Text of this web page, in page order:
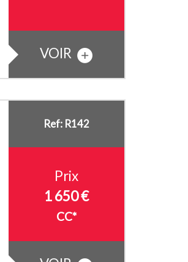
VOIR
Ref: R142
Prix
1 650 €
CC*